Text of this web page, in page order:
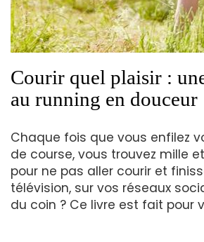
Courir quel plaisir :
au running en douceur
Chaque fois que vous enfilez
de course, vous trouvez mille
pour ne pas aller courir et
télévision, sur vos réseaux
du coin ? Ce livre est fait pour